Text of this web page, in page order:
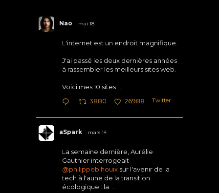
Nao mai 18
L'internet est un endroit magnifique.
J'ai passé les deux dernières années
à rassembler les meilleurs sites web.
Voici mes 10 sites
3880 26988 Twitter
aSpark mars 14
La semaine dernière, Aurélie
Gauthier interrogeait
@philippebihouix sur l'avenir de la
tech à l'aune de la transition
écologique : la